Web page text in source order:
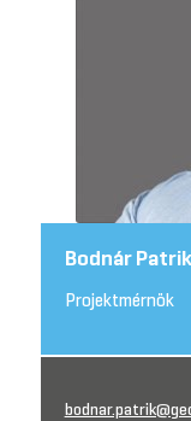
Bodnár Patrik
Projektmérnök